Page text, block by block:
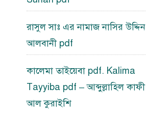
রাসুল সাঃ এর নামাজ নাসির উদ্দিন
আলবানী pdf
কালেমা তাইয়েবা pdf. Kalima
Tayyiba pdf – আব্দুল্লাহিল কাফী
আল কুরাইশি